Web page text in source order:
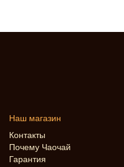
Наш магазин
Контакты
Почему Чаочай
Гарантия